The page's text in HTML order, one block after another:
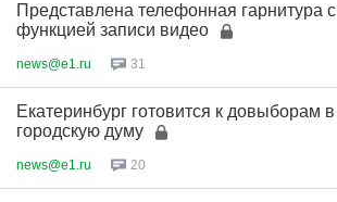
Представлена телефонная гарнитура с
функцией записи видео
news@e1.ru 31
Екатеринбург готовится к довыборам в
городскую думу
news@e1.ru 20